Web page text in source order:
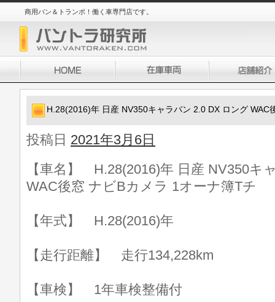
商用バン＆トランポ！働く車専門店です。
H.28(2016)年 日産 NV350キャラバン 2.0 DX ロング WAC
投稿日 2021年3月6日
【車名】 H.28(2016)年 日産 NV350キ
WAC後窓 ナビBカメラ 1オーナ簿Tチ
【年式】 H.28(2016)年
【走行距離】 走行134,228km
【車検】 1年車検整備付